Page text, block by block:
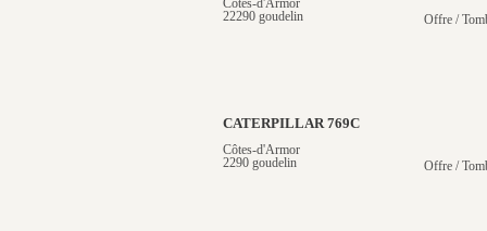
Côtes-d'Armor
22290 goudelin
Offre /
CATERPILLAR 769C
Côtes-d'Armor
2290 goudelin
Offre /